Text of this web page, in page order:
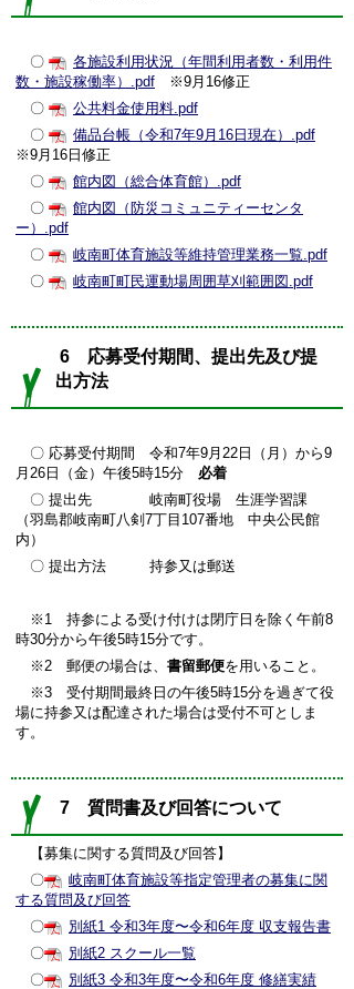
〇
各施設利用状況（年間利用者数・利用件
数・施設稼働率）.pdf ※9月16修正
〇
公共料金使用料.pdf
〇
備品台帳（令和7年9月16日現在）.pdf
※9月16日修正
〇
館内図（総合体育館）.pdf
〇
館内図（防災コミュニティーセンタ
ー）.pdf
〇
岐南町体育施設等維持管理業務一覧.pdf
〇
岐南町町民運動場周囲草刈範囲図.pdf
6 応募受付期間、提出先及び提
出方法
〇 応募受付期間 令和7年9月22日（月）から9
月26日（金）午後5時15分 必着
〇 提出先 岐南町役場 生涯学習課
（羽島郡岐南町八剣7丁目107番地 中央公民館
内）
〇 提出方法 持参又は郵送
※1 持参による受け付けは閉庁日を除く午前8
時30分から午後5時15分です。
※2 郵便の場合は、 書留郵便を用いること。
※3 受付期間最終日の午後5時15分を過ぎて役
場に持参又は配達された場合は受付不可としま
す。
7 質問書及び回答について
【募集に関する質問及び回答】
〇
岐南町体育施設等指定管理者の募集に関
する質問及び回答
〇
別紙1 令和3年度〜令和6年度 収支報告書
〇
別紙2 スクール一覧
〇
別紙3 令和3年度〜令和6年度 修繕実績